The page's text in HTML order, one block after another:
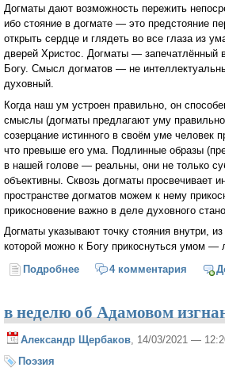
Догматы дают возможность пережить
ибо стояние в догмате — это предстояние
открыть сердце и глядеть во все глаза из
дверей Христос. Догматы — запечатлённый
Богу. Смысл догматов — не
духовный.
Когда наш ум устроен правильно, он
смыслы (догматы предлагают уму
созерцание истинного в своём уме человек
что превыше его ума. Подлинные образы
в нашей голове — реальны, они не только
объективны. Сквозь догматы просвечивает
пространстве догматов можем к нему
прикосновение важно в деле духовного
Догматы указывают точку стояния внутри,
которой можно к Богу прикоснуться умом —
Подробнее о Вечное мыслят вечным в
4 комментария
в неделю об Адамовом
Александр Щербаков , 14/03/2021 —
Поэзия